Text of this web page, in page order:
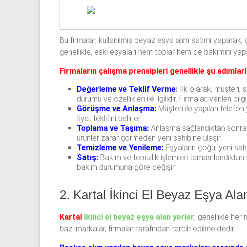
Bu firmalar, kullanılmış beyaz eşya alım satımı
genellikle, eski eşyaları hem toplar hem de bakımını
Firmaların çalışma prensipleri genellikle şu
Değerleme ve Teklif Verme: İlk olarak, müşteri,
durumu ve özellikleri ile ilgilidir. Firmalar, verilen
Görüşme ve Anlaşma: Müşteri ile yapılan
fiyat teklifini belirler.
Toplama ve Taşıma: Anlaşma sağlandıktan
ürünler zarar görmeden yeni sahibine ulaşır.
Temizleme ve Yenileme: Eşyaların çoğu, yeni
Satış: Bakım ve temizlik işlemleri
bakım durumuna göre değişir.
2. Kartal İkinci El Beyaz Eşya
Kartal ikinci el beyaz eşya alan yerler, genellikle her
bazı markalar, firmalar tarafından tercih edilmektedir.